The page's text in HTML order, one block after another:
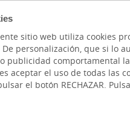
sitio web utiliza cookies
personalización, que si lo
publicidad comportamental
aceptar el uso de todas las
el botón RECHAZAR.
BANCA PRIVADA